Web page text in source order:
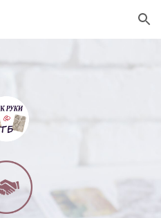
Skip to navigation